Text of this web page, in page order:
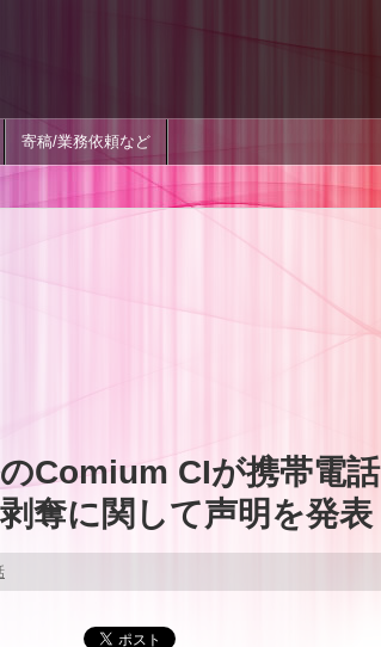
寄稿/業務依頼など
Comium CIが携帯電話
奪に関して声明を発表